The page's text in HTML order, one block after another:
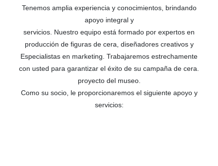
Tenemos amplia experiencia y conocimientos, brindando
apoyo integral y
servicios. Nuestro equipo está formado por expertos en
producción de figuras de cera, diseñadores creativos y
Especialistas en marketing. Trabajaremos estrechamente
con usted para garantizar el éxito de su campaña de cera.
proyecto del museo.
Como su socio, le proporcionaremos el siguiente apoyo y
servicios: